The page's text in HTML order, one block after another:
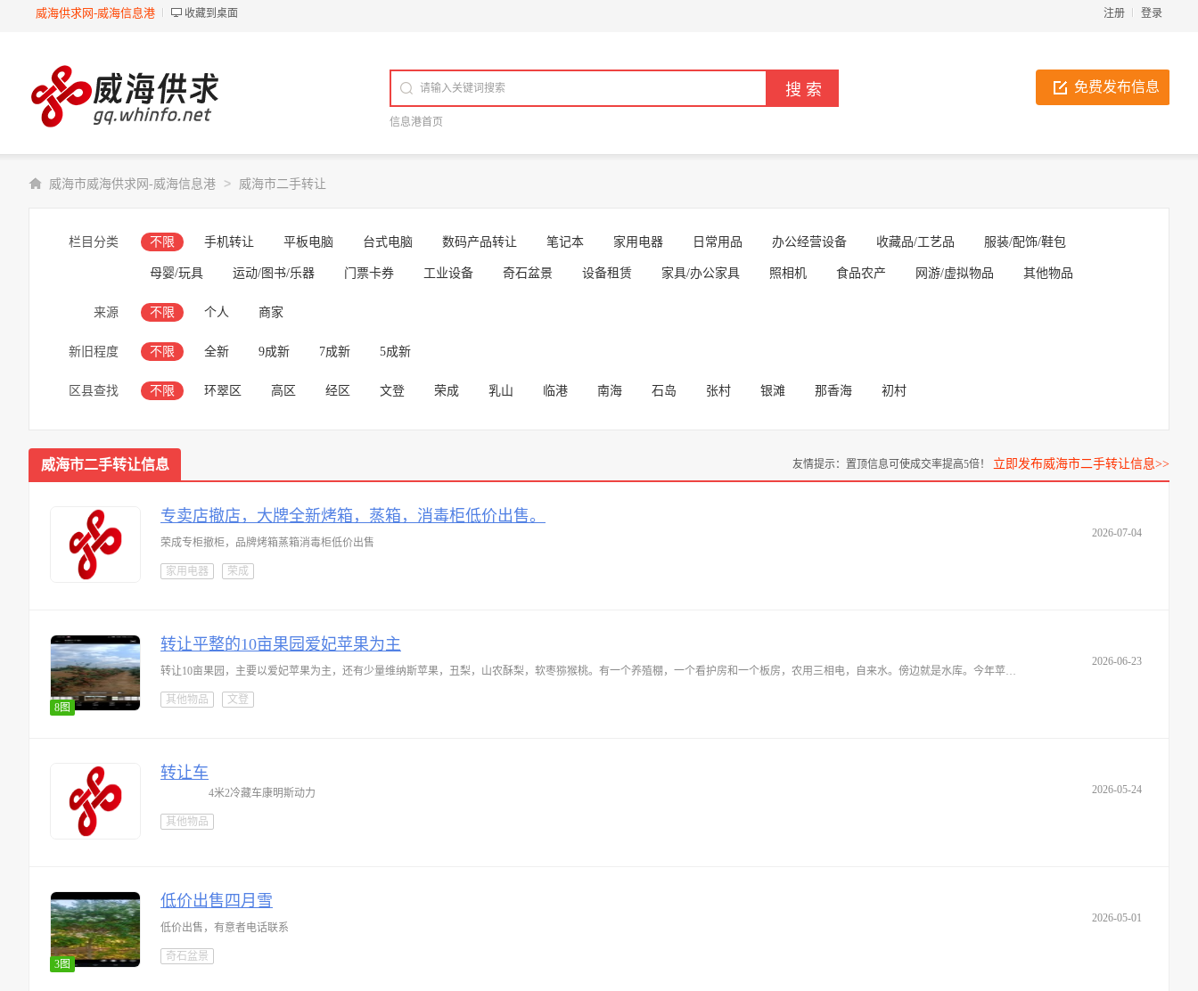
威海供求网-威海信息港 收藏到桌面 登录
注册
免费发布信息
信息港首页
威海市威海供求网-威海信息港 > 威海市二手转让
栏目分类 不限 手机转让 平板电脑 台式电脑 数码产品转让 笔记本 家用电器 日常用品 办公经营设备 收藏品/工艺品 服装/配饰/鞋包
母婴/玩具 运动/图书/乐器 门票卡券 工业设备 奇石盆景 设备租赁 家具/办公家具 照相机 食品农产 网游/虚拟物品 其他物品
来源 不限 个人 商家
新旧程度 不限 全新 9成新 7成新 5成新
区县查找 不限 环翠区 高区 经区 文登 荣成 乳山 临港 南海 石岛 张村 银滩 那香海 初村
威海市二手转让信息 友情提示：置顶信息可使成交率提高5倍！ 立即发布威海市二手转让信息>>
2026-07-04
专卖店撤店，大牌全新烤箱，蒸箱，消毒柜低价出售。
荣成专柜撤柜，品牌烤箱蒸箱消毒柜低价出售
家用电器 荣成
8图
2026-06-23
转让平整的10亩果园爱妃苹果为主
转让10亩果园，主要以爱妃苹果为主，还有少量维纳斯苹果，丑梨，山农酥梨，软枣猕猴桃。有一个养殖棚，一个看护房和一个板房，农用三相电，自来水。傍边就是水库。今年苹果已经套
其他物品 文登
2026-05-24
转让车
4米2冷藏车康明斯动力
其他物品
3图
2026-05-01
低价出售四月雪
低价出售，有意者电话联系
奇石盆景